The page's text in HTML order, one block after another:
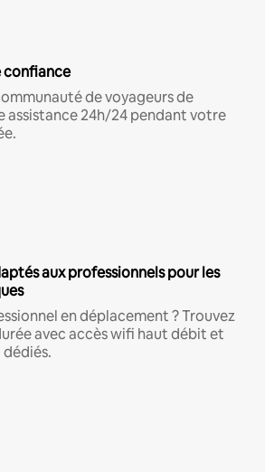
confiance
de voyageurs de
assistance 24h/24 pendant votre
aux professionnels pour les
en déplacement ? Trouvez
avec accès wifi haut débit et